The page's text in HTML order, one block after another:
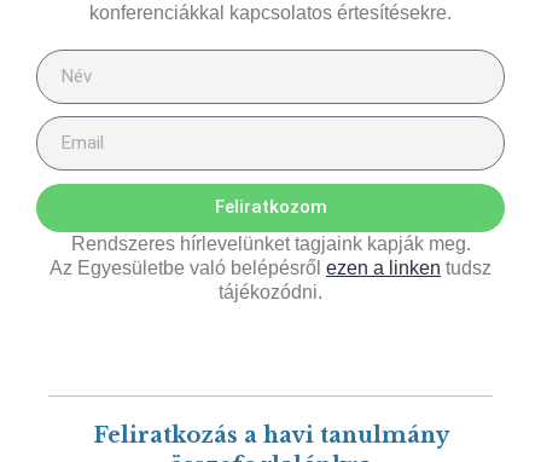
konferenciákkal kapcsolatos értesítésekre.
Feliratkozom
Rendszeres hírlevelünket tagjaink kapják meg.
Az Egyesületbe való belépésről ezen a linken tudsz
tájékozódni.
Feliratkozás a havi tanulmány